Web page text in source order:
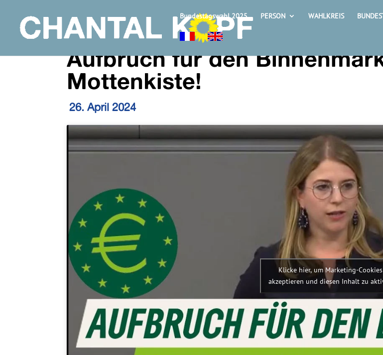
Bundestagswahl 2025 PERSON WAHLKREIS
Aufbruch für den
Mottenkiste!
26. April 2024
Klicke hier, um Marketing-
akzeptieren und diesen Inhalt zu